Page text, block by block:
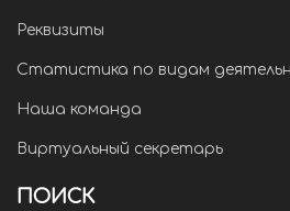
Реквизиты
Статистика по видам
Наша команда
Виртуальный секретарь
ПОИСК